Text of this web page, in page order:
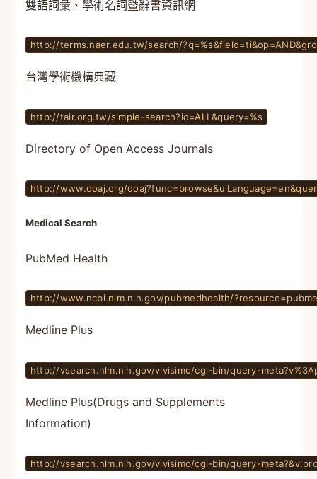
雙語詞彙、學術名詞暨辭書資訊網
http://terms.naer.edu.tw/search/
台灣學術機構典藏
http://tair.org.tw/simple-search?id=ALL&query=%s
Directory of Open Access Journals
http://www.doaj.org/
Medical Search
PubMed Health
http://www.ncbi.nlm.nih.gov/pubmedhealth/
Medline Plus
http://vsearch.nlm.nih.gov/vivisimo/cgi-bin/query-
Medline Plus(Drugs and Supplements
Information)
http://vsearch.nlm.nih.gov/vivisimo/cgi-bin/query-